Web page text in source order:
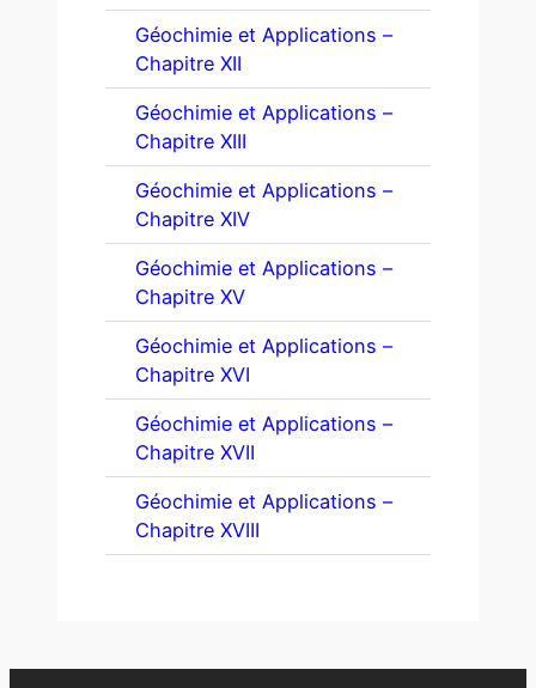
Géochimie et Applications –
Chapitre XII
Géochimie et Applications –
Chapitre XIII
Géochimie et Applications –
Chapitre XIV
Géochimie et Applications –
Chapitre XV
Géochimie et Applications –
Chapitre XVI
Géochimie et Applications –
Chapitre XVII
Géochimie et Applications –
Chapitre XVIII